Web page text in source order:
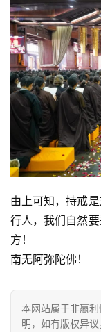
由上可知，持戒
行人，我们自然
方！
南无阿弥陀佛！
本网站属于非赢
明，如有版权异